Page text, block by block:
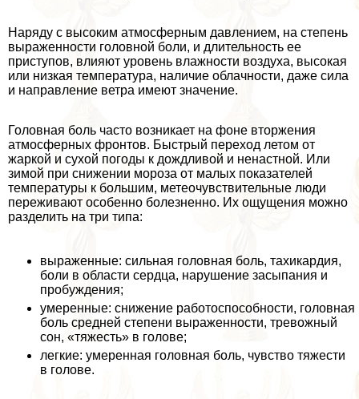
Наряду с высоким атмосферным давлением, на степень
выраженности головной боли, и длительность ее
приступов, влияют уровень влажности воздуха, высокая
или низкая температура, наличие облачности, даже сила
и направление ветра имеют значение.
Головная боль часто возникает на фоне вторжения
атмосферных фронтов. Быстрый переход летом от
жаркой и сухой погоды к дождливой и ненастной. Или
зимой при снижении мороза от малых показателей
температуры к большим, метеочувствительные люди
переживают особенно болезненно. Их ощущения можно
разделить на три типа:
выраженные: сильная головная боль, тахикардия,
боли в области сердца, нарушение засыпания и
пробуждения;
умеренные: снижение работоспособности, головная
боль средней степени выраженности, тревожный
сон, «тяжесть» в голове;
легкие: умеренная головная боль, чувство тяжести
в голове.